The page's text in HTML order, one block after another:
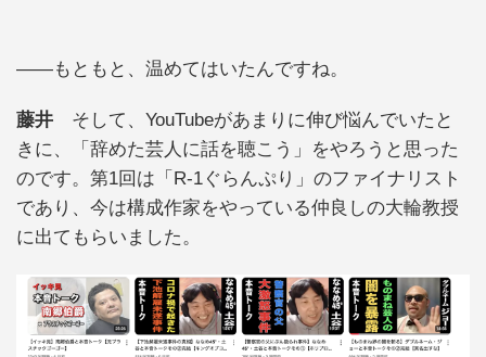
――もともと、温めてはいたんですね。
藤井 そして、YouTubeがあまりに伸び悩んでいたと
きに、「辞めた芸人に話を聴こう」をやろうと思った
のです。第1回は「R-1ぐらんぷり」のファイナリスト
であり、今は構成作家をやっている仲良しの大輪教授
に出てもらいました。